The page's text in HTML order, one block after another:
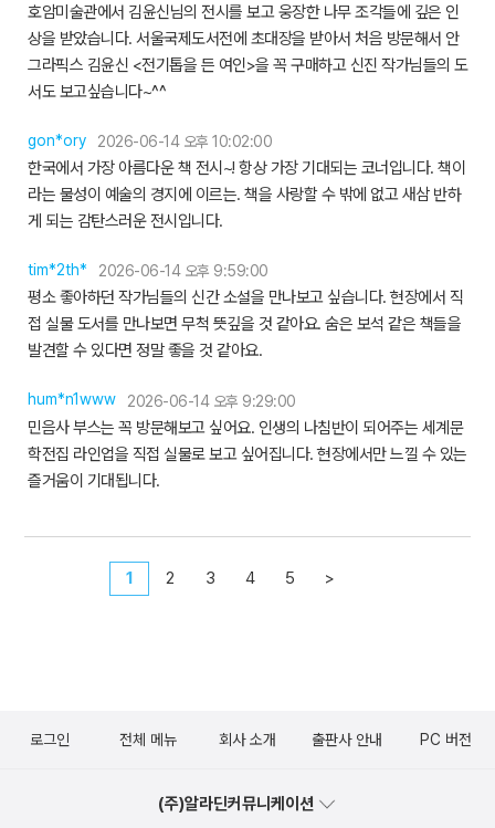
호암미술관에서 김윤신님의 전시를 보고 웅장한 나무 조각들에 깊은 인
상을 받았습니다. 서울국제도서전에 초대장을 받아서 처음 방문해서 안
그라픽스 김윤신 <전기톱을 든 여인>을 꼭 구매하고 신진 작가님들의 도
서도 보고싶습니다~^^
gon*ory 2026-06-14 오후 10:02:00
한국에서 가장 아름다운 책 전시~! 항상 가장 기대되는 코너입니다. 책이
라는 물성이 예술의 경지에 이르는. 책을 사랑할 수 밖에 없고 새삼 반하
게 되는 감탄스러운 전시입니다.
tim*2th* 2026-06-14 오후 9:59:00
평소 좋아하던 작가님들의 신간 소설을 만나보고 싶습니다. 현장에서 직
접 실물 도서를 만나보면 무척 뜻깊을 것 같아요. 숨은 보석 같은 책들을
발견할 수 있다면 정말 좋을 것 같아요.
hum*n1www 2026-06-14 오후 9:29:00
민음사 부스는 꼭 방문해보고 싶어요. 인생의 나침반이 되어주는 세계문
학전집 라인업을 직접 실물로 보고 싶어집니다. 현장에서만 느낄 수 있는
즐거움이 기대됩니다.
1 2 3 4 5 >
로그인 전체 메뉴 회사 소개 출판사 안내 PC 버전
(주)알라딘커뮤니케이션